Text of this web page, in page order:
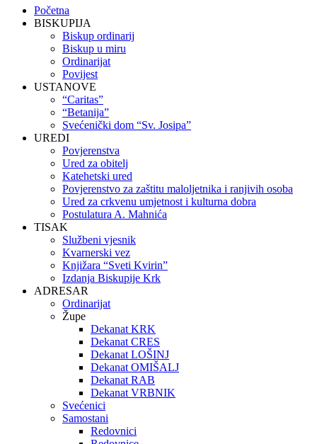
Početna
BISKUPIJA
Biskup ordinarij
Biskup u miru
Ordinarijat
Povijest
USTANOVE
“Caritas”
“Betanija”
Svećenički dom “Sv. Josipa”
UREDI
Povjerenstva
Ured za obitelj
Katehetski ured
Povjerenstvo za zaštitu maloljetnika i ranjivih osoba
Ured za crkvenu umjetnost i kulturna dobra
Postulatura A. Mahnića
TISAK
Službeni vjesnik
Kvarnerski vez
Knjižara “Sveti Kvirin”
Izdanja Biskupije Krk
ADRESAR
Ordinarijat
Župe
Dekanat KRK
Dekanat CRES
Dekanat LOŠINJ
Dekanat OMIŠALJ
Dekanat RAB
Dekanat VRBNIK
Svećenici
Samostani
Redovnici